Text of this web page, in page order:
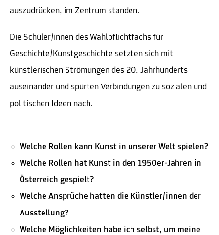
auszudrücken, im Zentrum standen.
Die Schüler/innen des Wahlpflichtfachs für
Geschichte/Kunstgeschichte setzten sich mit
künstlerischen Strömungen des 20. Jahrhunderts
auseinander und spürten Verbindungen zu sozialen und
politischen Ideen nach.
Welche Rollen kann Kunst in unserer Welt spielen?
Welche Rollen hat Kunst in den 1950er-Jahren in
Österreich gespielt?
Welche Ansprüche hatten die Künstler/innen der
Ausstellung?
Welche Möglichkeiten habe ich selbst, um meine